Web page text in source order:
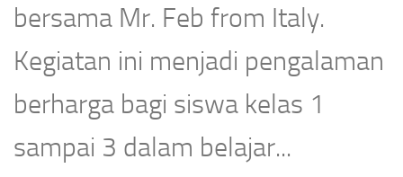
bersama Mr. Feb from Italy.
Kegiatan ini menjadi pengalaman
berharga bagi siswa kelas 1
sampai 3 dalam belajar...